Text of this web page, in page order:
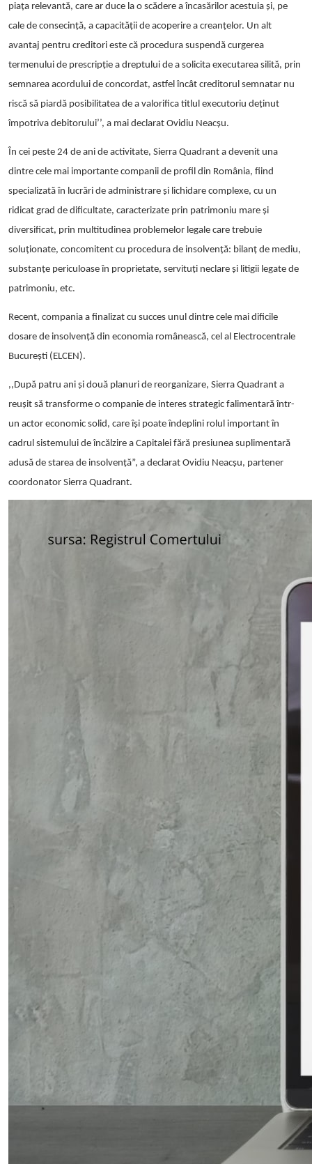
piața relevantă, care ar duce la o scădere a încasărilor acestuia și, pe
cale de consecință, a capacității de acoperire a creanțelor. Un alt
avantaj pentru creditori este că procedura suspendă curgerea
termenului de prescripție a dreptului de a solicita executarea silită, prin
semnarea acordului de concordat, astfel încât creditorul semnatar nu
riscă să piardă posibilitatea de a valorifica titlul executoriu deținut
împotriva debitorului’’, a mai declarat Ovidiu Neacșu.
În cei peste 24 de ani de activitate, Sierra Quadrant a devenit una
dintre cele mai importante companii de profil din România, fiind
specializată în lucrări de administrare și lichidare complexe, cu un
ridicat grad de dificultate, caracterizate prin patrimoniu mare și
diversificat, prin multitudinea problemelor legale care trebuie
soluționate, concomitent cu procedura de insolvență: bilanț de mediu,
substanțe periculoase în proprietate, servituți neclare și litigii legate de
patrimoniu, etc.
Recent, compania a finalizat cu succes unul dintre cele mai dificile
dosare de insolvență din economia românească, cel al Electrocentrale
București (ELCEN).
,,După patru ani și două planuri de reorganizare, Sierra Quadrant a
reușit să transforme o companie de interes strategic falimentară într-
un actor economic solid, care își poate îndeplini rolul important în
cadrul sistemului de încălzire a Capitalei fără presiunea suplimentară
adusă de starea de insolvență”, a declarat Ovidiu Neacșu, partener
coordonator Sierra Quadrant.